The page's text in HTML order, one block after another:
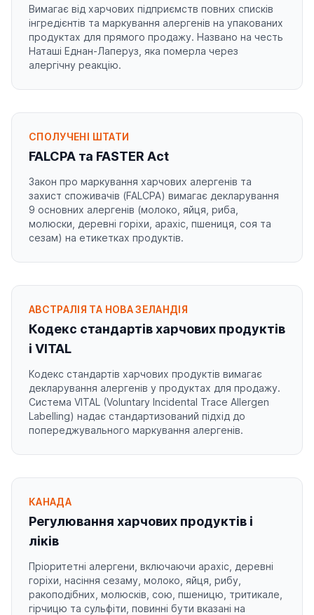
Вимагає від харчових підприємств повних списків
інгредієнтів та маркування алергенів на упакованих
продуктах для прямого продажу. Названо на честь
Наташі Еднан-Лаперуз, яка померла через
алергічну реакцію.
СПОЛУЧЕНІ ШТАТИ
FALCPA та FASTER Act
Закон про маркування харчових алергенів та
захист споживачів (FALCPA) вимагає декларування
9 основних алергенів (молоко, яйця, риба,
молюски, деревні горіхи, арахіс, пшениця, соя та
сезам) на етикетках продуктів.
АВСТРАЛІЯ ТА НОВА ЗЕЛАНДІЯ
Кодекс стандартів харчових продуктів
і VITAL
Кодекс стандартів харчових продуктів вимагає
декларування алергенів у продуктах для продажу.
Система VITAL (Voluntary Incidental Trace Allergen
Labelling) надає стандартизований підхід до
попереджувального маркування алергенів.
КАНАДА
Регулювання харчових продуктів і
ліків
Пріоритетні алергени, включаючи арахіс, деревні
горіхи, насіння сезаму, молоко, яйця, рибу,
ракоподібних, молюсків, сою, пшеницю, тритикале,
гірчицю та сульфіти, повинні бути вказані на